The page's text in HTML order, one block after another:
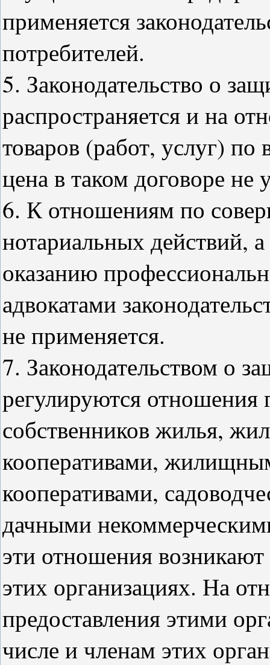
применяется
потребителей.
5. Законодательство о
распространяется и на
товаров (работ, услуг) по
цена в таком договоре не
6. К отношениям по
нотариальных действий,
оказанию
адвокатами
не применяется.
7. Законодательством о
регулируются отношения
собственников жилья,
кооперативами,
кооперативами,
дачными
эти отношения
этих организациях. На
предоставления этими
числе и членам этих